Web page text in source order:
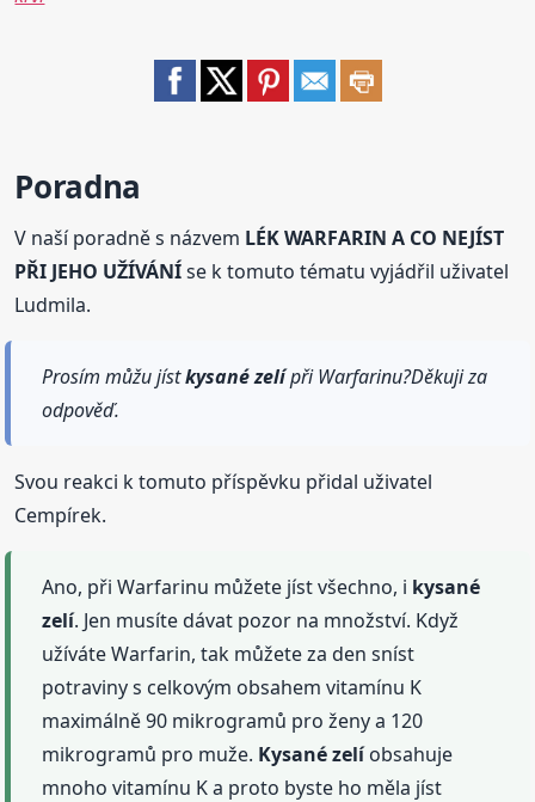
Poradna
V naší poradně s názvem LÉK WARFARIN A CO NEJÍST
PŘI JEHO UŽÍVÁNÍse k tomuto tématu vyjádřil uživatel
Ludmila.
Prosím můžu jístkysané zelípři Warfarinu?Děkuji za
odpověď.
Svou reakci k tomuto příspěvku přidal uživatel
Cempírek.
Ano, při Warfarinu můžete jíst všechno, i kysané
zelí. Jen musíte dávat pozor na množství. Když
užíváte Warfarin, tak můžete za den sníst
potraviny s celkovým obsahem vitamínu K
maximálně 90 mikrogramů pro ženy a 120
mikrogramů pro muže. Kysané zelíobsahuje
mnoho vitamínu K a proto byste ho měla jíst